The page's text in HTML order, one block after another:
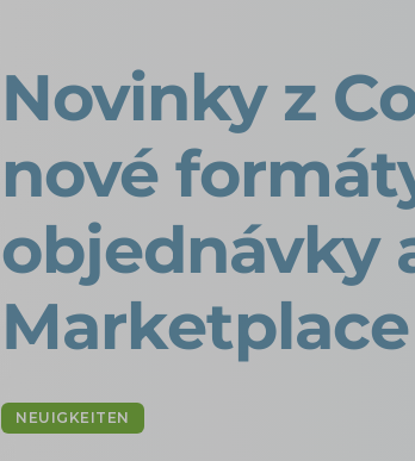
Novinky z
nové
objednávky
Marketplace
NEUIGKEITEN